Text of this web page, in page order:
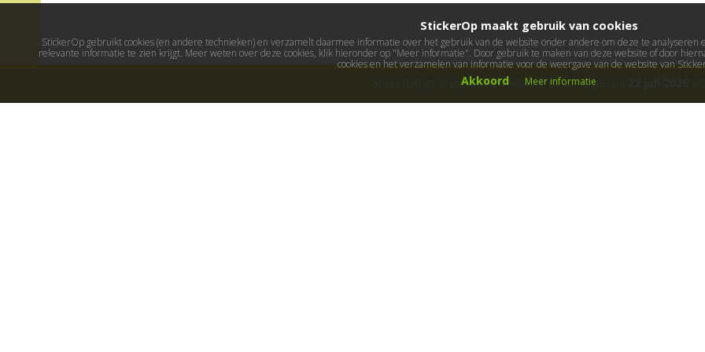
StickerOp gaat bijna met vakantie! Bestellingen na
StickerOp maakt gebruik van cookies
StickerOp gebruikt cookies (en andere technieken) en verzamelt daarmee informatie over het gebruik van de website onder andere om deze te
relevante informatie te zien krijgt. Meer weten over deze cookies, klik hieronder op "Meer informatie". Door gebruik te maken van deze website of door
cookies en het verzamelen van informatie voor de weergave van de website van
Akkoord Meer informatie